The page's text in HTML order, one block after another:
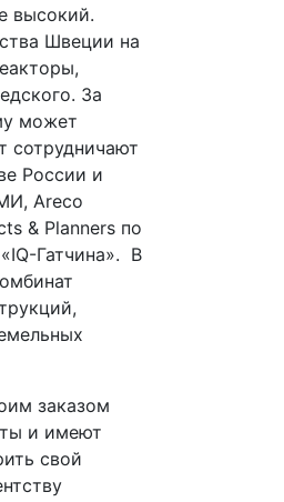
высокий.
Швеции на
За
может
сотрудничают
России и
Areco
& Planners по
Гатчина». В
заказом
и имеют
свой